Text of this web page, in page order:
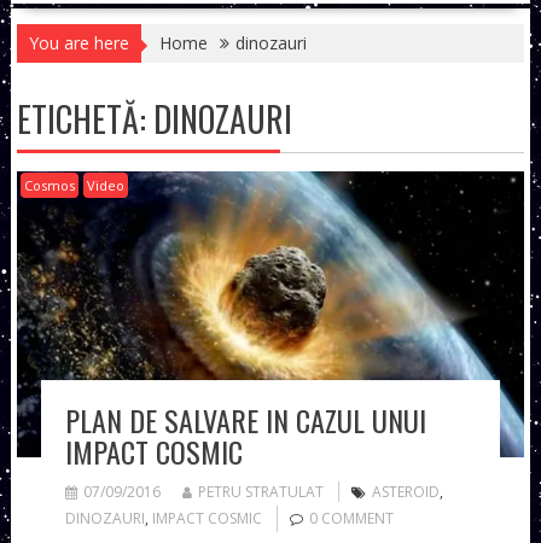
You are here Home dinozauri
ETICHETĂ: DINOZAURI
Cosmos Video
PLAN DE SALVARE IN CAZUL UNUI
IMPACT COSMIC
07/09/2016 PETRU STRATULAT ASTEROID,
DINOZAURI, IMPACT COSMIC 0 COMMENT